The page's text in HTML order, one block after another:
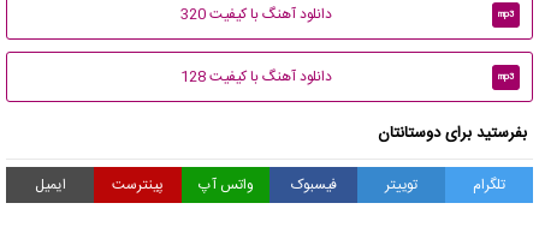
mp3 دانلود آهنگ با کیفیت 320
mp3 دانلود آهنگ با کیفیت 128
بفرستید برای دوستانتان
تلگرام توییتر فیسبوک واتس آپ پینترست ایمیل